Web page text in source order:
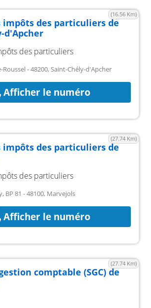
(16.56 Km)
impôts des particuliers de
d'Apcher
des particuliers
Roussel - 48200, Saint-Chély-d'Apcher
Afficher le numéro
(27.74 Km)
impôts des particuliers de
des particuliers
BP 81 - 48100, Marvejols
Afficher le numéro
(27.74 Km)
comptable (SGC) de